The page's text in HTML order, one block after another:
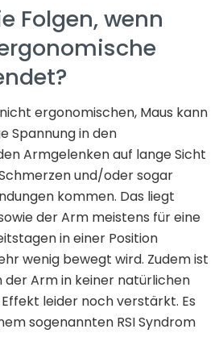
Folgen, wenn
ergonomischen, Maus kann
Spannung in den
Armgelenken auf lange Sicht
und/oder sogar
kommen. Das liegt
der Arm meistens für eine
in einer Position
wenig bewegt wird. Zudem ist
der Arm in keiner natürlichen
leider noch verstärkt. Es
sogenannten RSI Syndrom